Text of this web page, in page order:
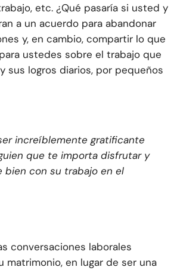
etc. ¿Qué pasaría si usted y
a un acuerdo para abandonar
y, en cambio, compartir lo que
ustedes sobre el trabajo que
sus logros diarios, por pequeños
increíblemente gratificante
que te importa disfrutar y
bien con su trabajo en el
conversaciones laborales
matrimonio, en lugar de ser una